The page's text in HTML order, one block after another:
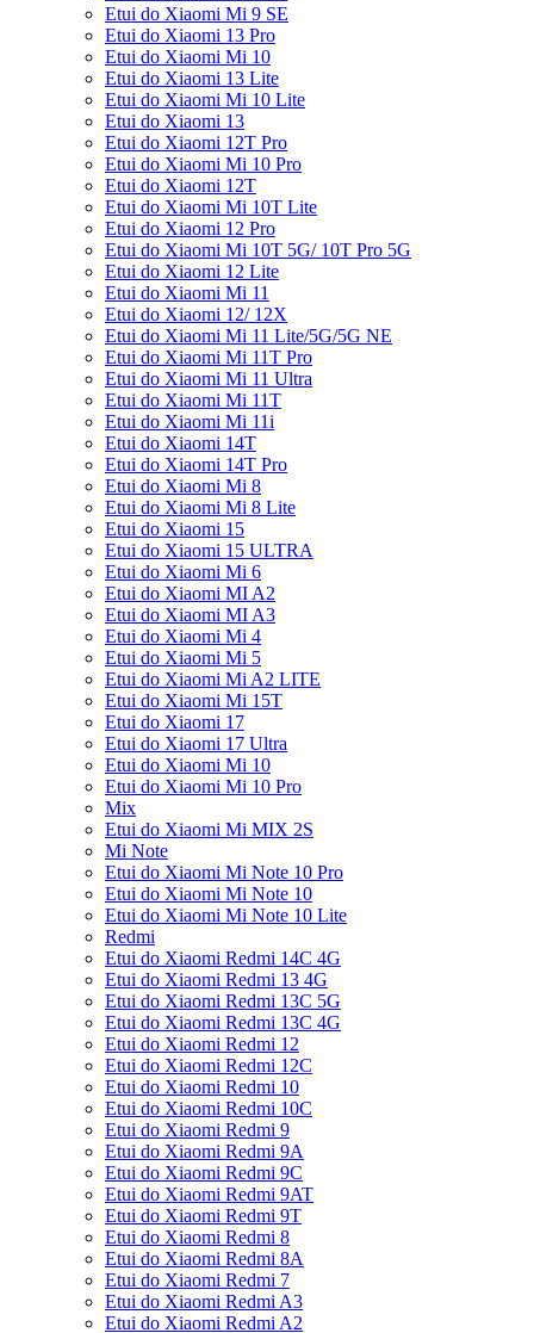
Etui do Xiaomi Mi 9 SE
Etui do Xiaomi 13 Pro
Etui do Xiaomi Mi 10
Etui do Xiaomi 13 Lite
Etui do Xiaomi Mi 10 Lite
Etui do Xiaomi 13
Etui do Xiaomi 12T Pro
Etui do Xiaomi Mi 10 Pro
Etui do Xiaomi 12T
Etui do Xiaomi Mi 10T Lite
Etui do Xiaomi 12 Pro
Etui do Xiaomi Mi 10T 5G/ 10T Pro 5G
Etui do Xiaomi 12 Lite
Etui do Xiaomi Mi 11
Etui do Xiaomi 12/ 12X
Etui do Xiaomi Mi 11 Lite/5G/5G NE
Etui do Xiaomi Mi 11T Pro
Etui do Xiaomi Mi 11 Ultra
Etui do Xiaomi Mi 11T
Etui do Xiaomi Mi 11i
Etui do Xiaomi 14T
Etui do Xiaomi 14T Pro
Etui do Xiaomi Mi 8
Etui do Xiaomi Mi 8 Lite
Etui do Xiaomi 15
Etui do Xiaomi 15 ULTRA
Etui do Xiaomi Mi 6
Etui do Xiaomi MI A2
Etui do Xiaomi MI A3
Etui do Xiaomi Mi 4
Etui do Xiaomi Mi 5
Etui do Xiaomi Mi A2 LITE
Etui do Xiaomi Mi 15T
Etui do Xiaomi 17
Etui do Xiaomi 17 Ultra
Etui do Xiaomi Mi 10
Etui do Xiaomi Mi 10 Pro
Mix
Etui do Xiaomi Mi MIX 2S
Mi Note
Etui do Xiaomi Mi Note 10 Pro
Etui do Xiaomi Mi Note 10
Etui do Xiaomi Mi Note 10 Lite
Redmi
Etui do Xiaomi Redmi 14C 4G
Etui do Xiaomi Redmi 13 4G
Etui do Xiaomi Redmi 13C 5G
Etui do Xiaomi Redmi 13C 4G
Etui do Xiaomi Redmi 12
Etui do Xiaomi Redmi 12C
Etui do Xiaomi Redmi 10
Etui do Xiaomi Redmi 10C
Etui do Xiaomi Redmi 9
Etui do Xiaomi Redmi 9A
Etui do Xiaomi Redmi 9C
Etui do Xiaomi Redmi 9AT
Etui do Xiaomi Redmi 9T
Etui do Xiaomi Redmi 8
Etui do Xiaomi Redmi 8A
Etui do Xiaomi Redmi 7
Etui do Xiaomi Redmi A3
Etui do Xiaomi Redmi A2